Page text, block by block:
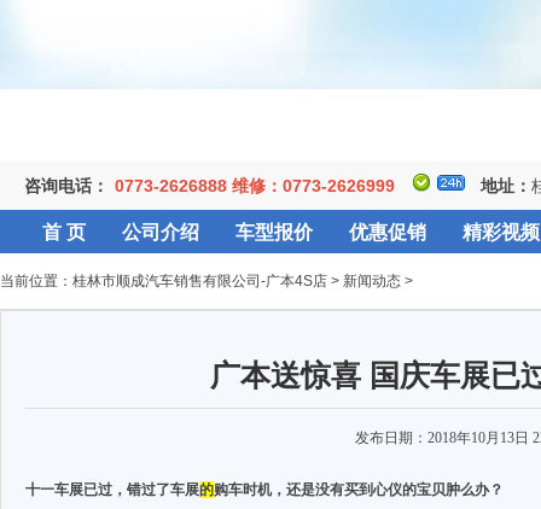
咨询电话： 0773-2626888 维修：0773-2626999 地址：
首 页 公司介绍 车型报价 优惠促销 精彩视频
当前位置： 桂林市顺成汽车销售有限公司-广本4S店 > 新闻动态 >
广本送惊喜 国庆车展已
发布日期：2018年10月13日
十一车展已过，错过了车展的购车时机，还是没有买到心仪的宝贝肿么办？